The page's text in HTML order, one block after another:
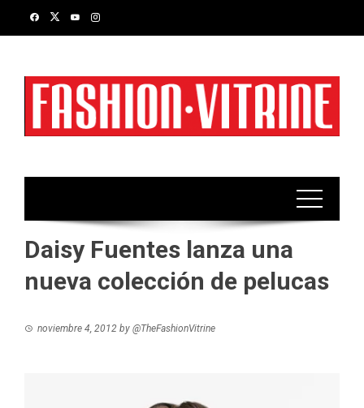
Daisy Fuentes lanza una
nueva colección de pelucas
noviembre 4, 2012 by @TheFashionVitrine